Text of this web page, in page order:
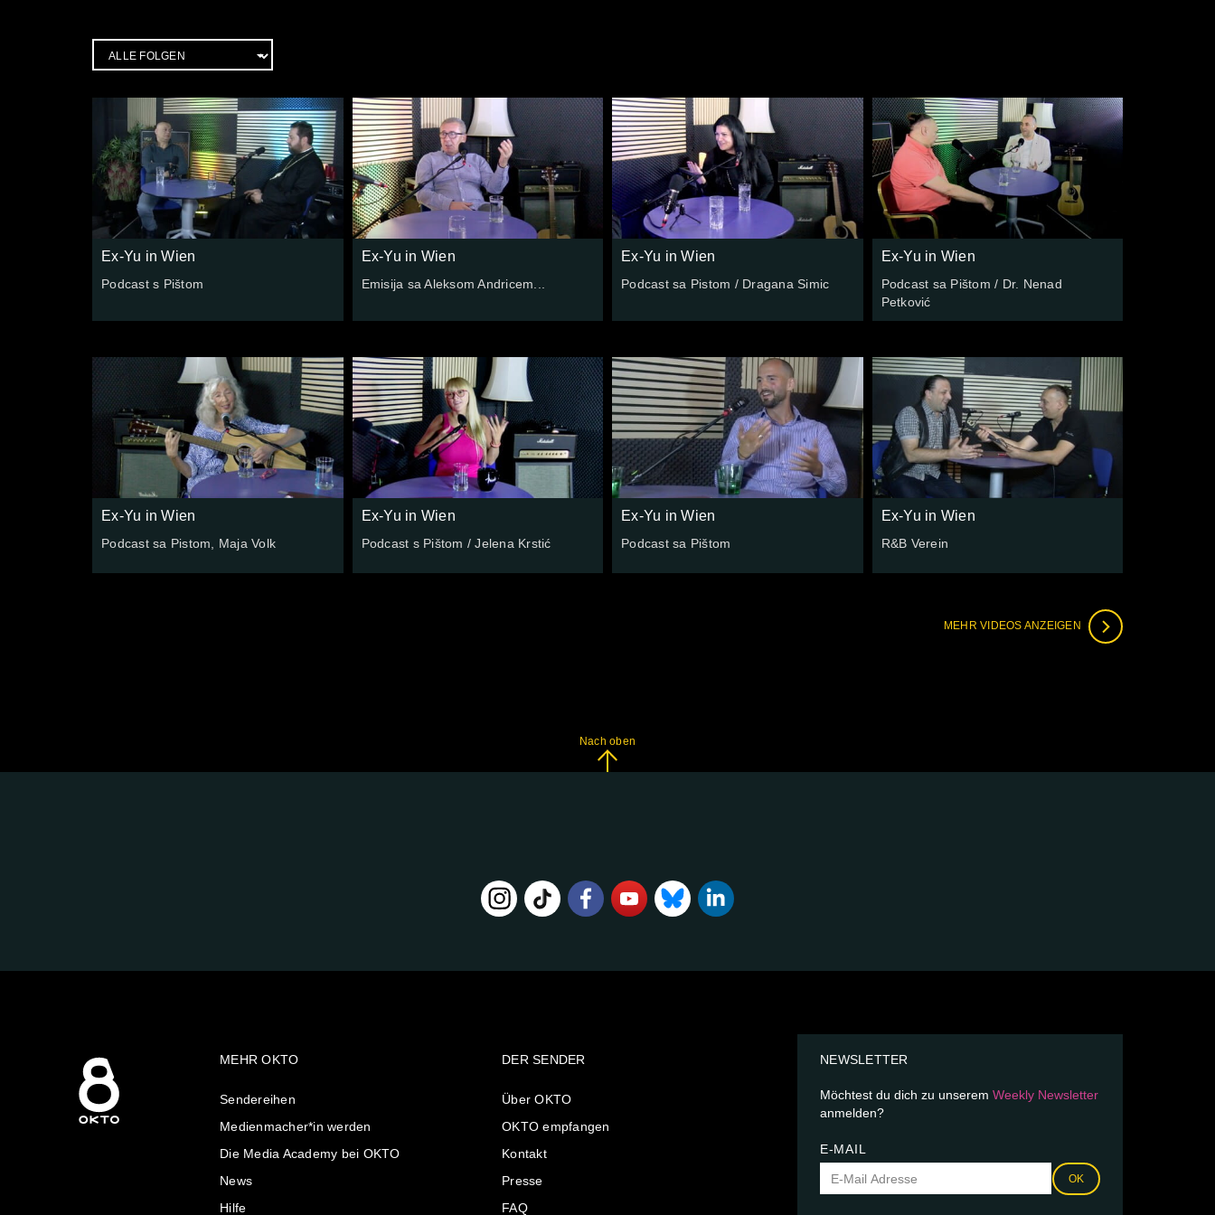
Ex-Yu in Wien
Podcast s Pištom
Ex-Yu in Wien
Emisija sa Aleksom Andricem...
Ex-Yu in Wien
Podcast sa Pistom / Dragana Simic
Ex-Yu in Wien
Podcast sa Pištom / Dr. Nenad
Petković
Ex-Yu in Wien
Podcast sa Pistom, Maja Volk
Ex-Yu in Wien
Podcast s Pištom / Jelena Krstić
Ex-Yu in Wien
Podcast sa Pištom
Ex-Yu in Wien
R&B Verein
MEHR VIDEOS ANZEIGEN
Nach oben
MEHR OKTO
Sendereihen
Medienmacher*in werden
Die Media Academy bei OKTO
News
Hilfe
DER SENDER
Über OKTO
OKTO empfangen
Kontakt
Presse
FAQ
NEWSLETTER
Möchtest du dich zu unserem Weekly Newsletter
anmelden?
E-MAIL
OK